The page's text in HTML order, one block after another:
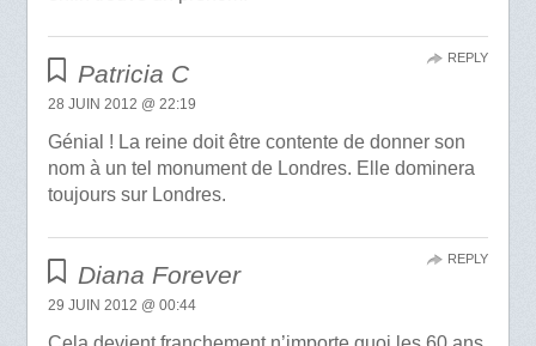
Patricia C
28 JUIN 2012 @ 22:19
Génial ! La reine doit être contente de donner son
nom à un tel monument de Londres. Elle dominera
toujours sur Londres.
REPLY
Diana Forever
29 JUIN 2012 @ 00:44
REPLY